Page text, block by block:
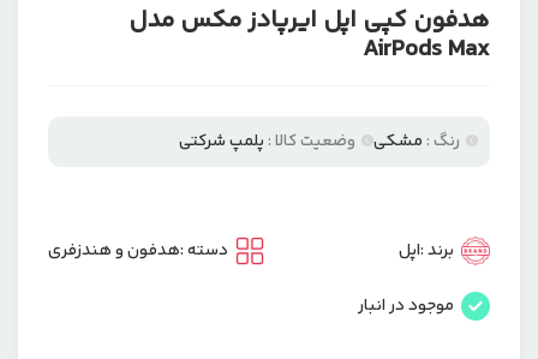
هدفون کپی اپل ایرپادز مکس مدل
AirPods Max
رنگ : مشکی وضعیت کالا : پلمپ شرکتی
برند :اپل
موجود در انبار
دسته :هدفون و هندزفری